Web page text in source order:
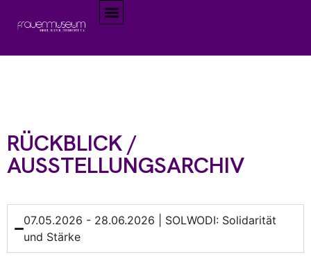
RÜCKBLICK /
AUSSTELLUNGSARCHIV
07.05.2026 - 28.06.2026 | SOLWODI: Solidarität
und Stärke